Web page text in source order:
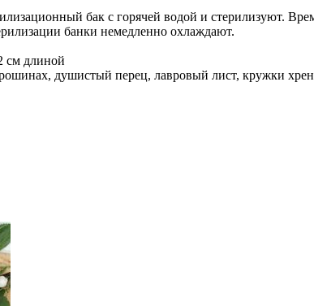
бак с горячей водой и стерилизуют.
банки немедленно охлаждают.
см длиной
душистый перец, лавровый лист, кружки